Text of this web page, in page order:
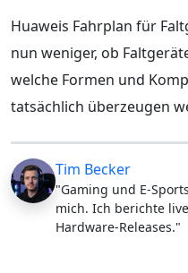
Huaweis Fahrplan für
nun weniger, ob
welche Formen und
tatsächlich überzeugen
Tim Becker
"Gaming und E-
mich. Ich berichte
Hardware-Releases."